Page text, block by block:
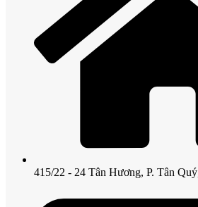
415/22 - 24 Tân Hương, P. Tân